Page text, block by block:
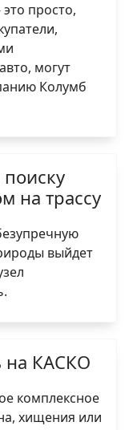
просто,
могут
Колумб
на трассу
выйдет
на КАСКО
комплексное
хищения или